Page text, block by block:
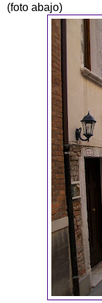
(foto abajo)